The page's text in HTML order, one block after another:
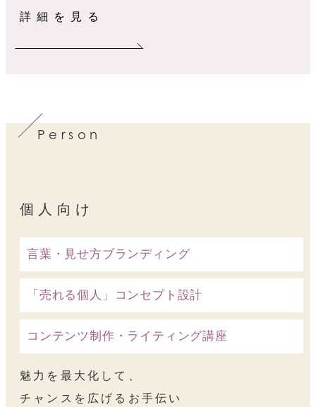
詳細を見る
Person
個人向け
言葉・見せ方ブランディング
「売れる個人」コンセプト設計
コンテンツ制作・ライティング講座
魅力を最大化して、
チャンスを広げるお手伝い